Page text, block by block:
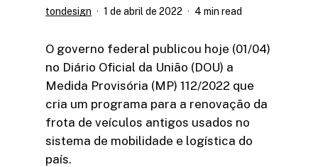
tondesign 1 de abril de 2022 4 min read
O governo federal publicou hoje (01/04)
no Diário Oficial da União (DOU) a
Medida Provisória (MP) 112/2022 que
cria um programa para a renovação da
frota de veículos antigos usados no
sistema de mobilidade e logística do
país.